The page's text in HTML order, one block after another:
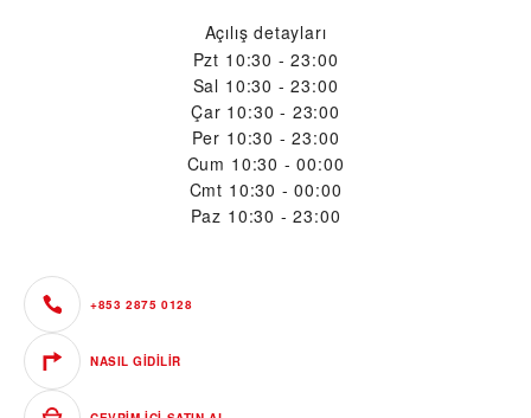
Açılış detayları
Pzt 10:30 - 23:00
Sal 10:30 - 23:00
Çar 10:30 - 23:00
Per 10:30 - 23:00
Cum 10:30 - 00:00
Cmt 10:30 - 00:00
Paz 10:30 - 23:00
+853 2875 0128
NASIL GIDILIR